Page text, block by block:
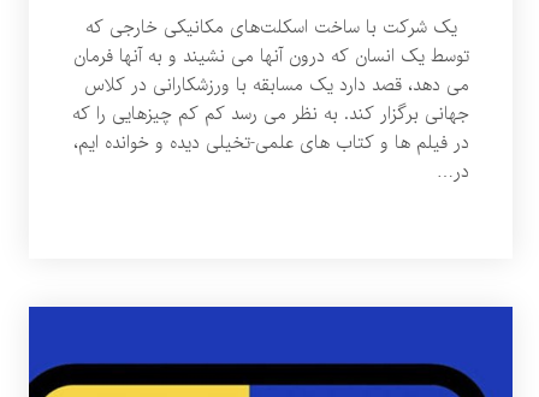
یک شرکت با ساخت اسکلت‌های مکانیکی خارجی که
توسط یک انسان که درون آنها می نشیند و به آنها فرمان
می دهد، قصد دارد یک مسابقه با ورزشکارانی در کلاس
جهانی برگزار کند. به نظر می رسد کم کم چیزهایی را که
در فیلم ها و کتاب های علمی-تخیلی دیده و خوانده ایم،
در…